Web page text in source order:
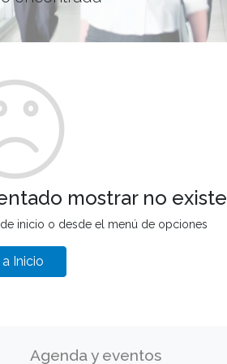
mostrar no existe
inicio o desde el menú de opciones
a Inicio
Agenda y eventos